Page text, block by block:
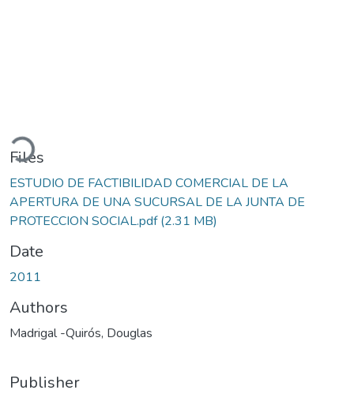
Files
ESTUDIO DE FACTIBILIDAD COMERCIAL DE LA
APERTURA DE UNA SUCURSAL DE LA JUNTA DE
PROTECCION SOCIAL.pdf(2.31 MB)
Date
2011
Authors
Madrigal -Quirós, Douglas
Publisher